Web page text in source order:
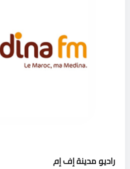
راديو مدينة إف إم